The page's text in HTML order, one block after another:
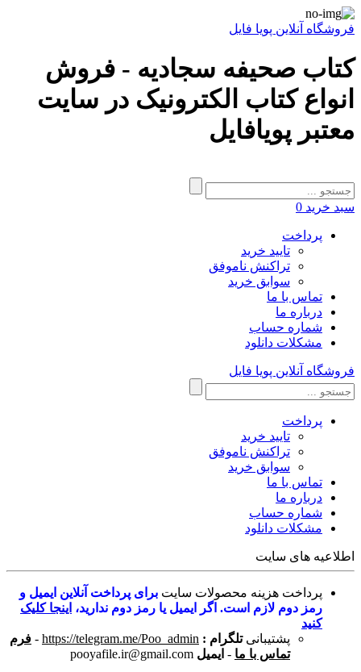
فروشگاه آنلاین پویا فایل
کتاب صحیفه سجادیه - فروش
انواع کتاب الکترونیک در سایت
معتبر پویافایل
سبد خرید 0
پرداخت
تایید خرید
تراکنش ناموفق
سوابق خرید
تماس با ما
درباره ما
شماره حساب
مشکلات دانلود
فروشگاه آنلاین پویا فایل
پرداخت
تایید خرید
تراکنش ناموفق
سوابق خرید
تماس با ما
درباره ما
شماره حساب
مشکلات دانلود
اطلاعیه های سایت
پرداخت هزینه محصولات سایت برای پرداخت آنلاین ایمیل و
رمز دوم لازم است. اگر ایمیل یا رمز دوم ندارید، اینجا کلیک
کنید
پشتیبانی تلگرام : https://telegram.me/Poo_admin
- فرم
تماس با ما - ایمیل pooyafile.ir@gmail.com